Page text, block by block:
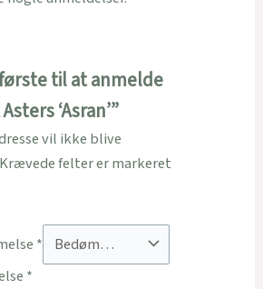
til at anmelde
‘Asran’”
vil ikke blive
Krævede felter er markeret
*
*